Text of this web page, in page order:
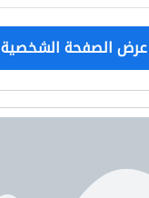
عرض الصفحة الشخصية